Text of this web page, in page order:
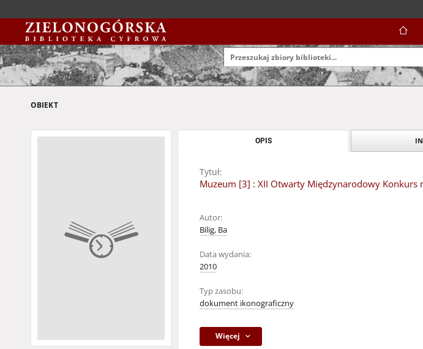
OBIEKT
OPIS
Tytuł:
Muzeum [3] : XII Otwarty Międzynarodowy Konkurs
Autor:
Bilig, Ba
Data wydania:
2010
Typ zasobu:
dokument ikonograficzny
Więcej